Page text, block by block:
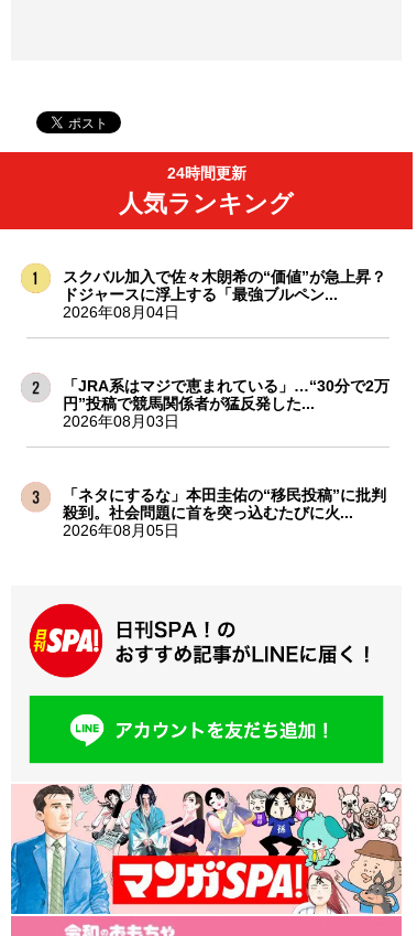
24時間更新
人気ランキング
スクバル加入で佐々木朗希の“価値”が急上昇？
ドジャースに浮上する「最強ブルペン...
2026年08月04日
「JRA系はマジで恵まれている」…“30分で2万
円”投稿で競馬関係者が猛反発した...
2026年08月03日
「ネタにするな」本田圭佑の“移民投稿”に批判
殺到。社会問題に首を突っ込むたびに火...
2026年08月05日